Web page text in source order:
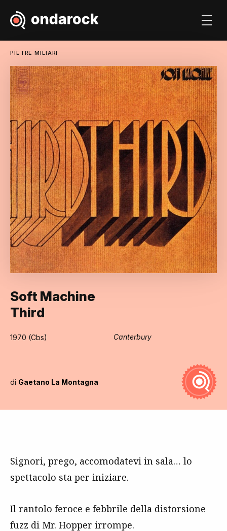
PIETRE MILIARI
Soft Machine
Third
1970 (Cbs) Canterbury
di Gaetano La Montagna
Signori, prego, accomodatevi in sala… lo
spettacolo sta per iniziare.
Il rantolo feroce e febbrile della distorsione
fuzz di Mr. Hopper irrompe.